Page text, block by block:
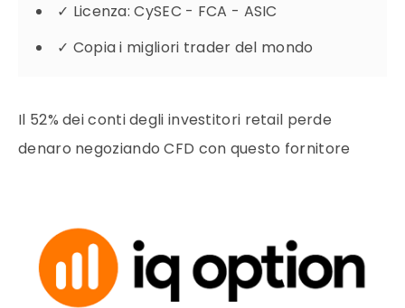
✓ Licenza: CySEC - FCA - ASIC
✓ Copia i migliori trader del mondo
Il 52% dei conti degli investitori retail perde
denaro negoziando CFD con questo fornitore